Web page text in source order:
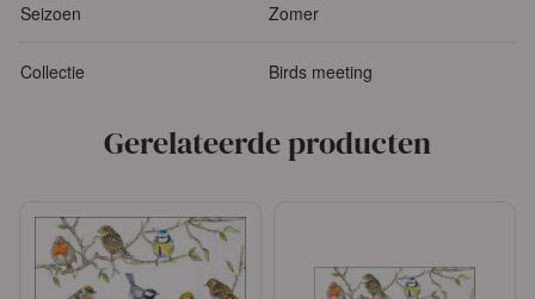
Seizoen Zomer
Collectie Birds meeting
Gerelateerde producten